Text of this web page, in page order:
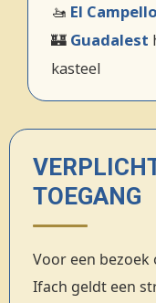
🚤 El Campello
🏰 Guadalest
kasteel
TOEGANG
Voor een
Ifach geldt een